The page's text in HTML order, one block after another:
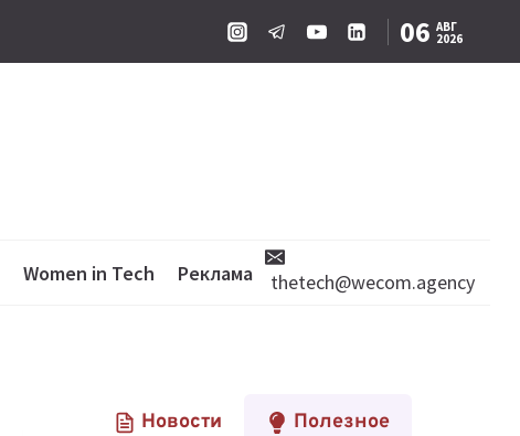
06 АВГ
2026
Women in Tech Реклама thetech@wecom.agency
Новости Полезное